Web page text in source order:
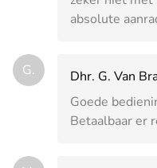
absolute
G.
Dhr. G. Van
Goede
Betaalbaar er